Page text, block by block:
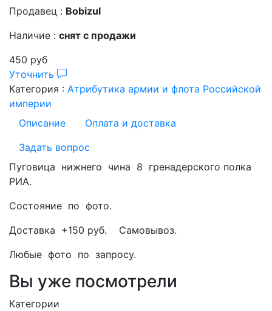
Продавец : Bobizul
Наличие : снят с продажи
450 руб
Уточнить
Категория : Атрибутика армии и флота Российской
империи
Описание
Оплата и доставка
Задать вопрос
Пуговица нижнего чина 8 гренадерского полка
РИА.
Состояние по фото.
Доставка +150 руб. Самовывоз.
Любые фото по запросу.
Вы уже посмотрели
Категории